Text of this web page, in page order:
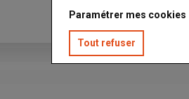
Paramétrer mes cookies
Tout refuser